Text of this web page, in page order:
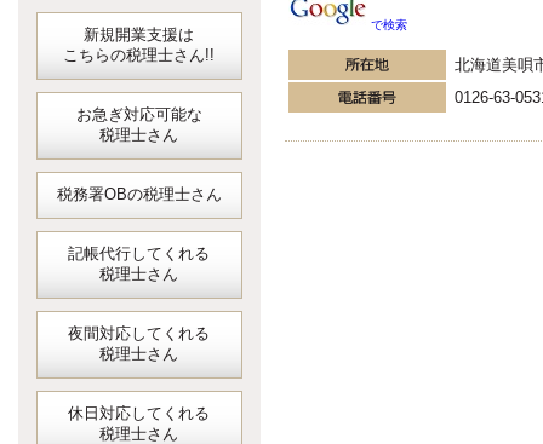
新規開業支援は
こちらの税理士さん!!
お急ぎ対応可能な
税理士さん
税務署OBの税理士さん
記帳代行してくれる
税理士さん
夜間対応してくれる
税理士さん
休日対応してくれる
税理士さん
で検索
北海道美唄
0126-63-